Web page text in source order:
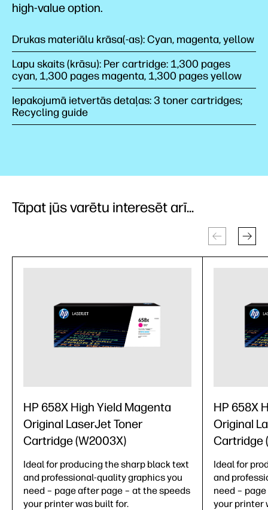
high-value option.
Drukas materiālu krāsa(-as): Cyan, magenta, yellow
Lapu skaits (krāsu): Per cartridge: 1,300 pages
cyan, 1,300 pages magenta, 1,300 pages yellow
Iepakojumā ietvertās detaļas: 3 toner cartridges;
Recycling guide
Tāpat jūs varētu interesēt arī...
HP 658X High Yield Magenta
Original LaserJet Toner
Cartridge (W2003X)
Ideal for producing the sharp black text
and professional-quality graphics you
need – page after page – at the speeds
your printer was built for.
HP 658X
Original
Cartridge
Ideal for
and
need –
your printer